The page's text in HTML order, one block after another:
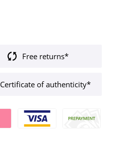
Free returns*
Certificate of authenticity*